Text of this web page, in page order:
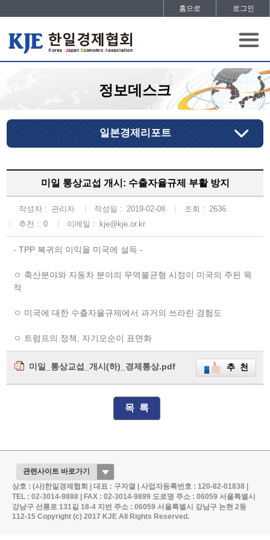
홈으로 로그인
정보데스크
일본경제리포트
미일 통상교섭 개시: 수출자율규제 부활 방지
작성자 : 관리자 작성일 : 2019-02-08 조회 : 2636
추천 : 0 이메일 : kje@kje.or.kr
- TPP 복귀의 이익을 미국에 설득 -
ㅇ 축산분야와 자동차 분야의 무역불균형 시정이 미국의 주된 목
적
ㅇ 미국에 대한 수출자율규제에서 과거의 쓰라린 경험도
ㅇ 트럼프의 정책, 자기모순이 표면화
미일_통상교섭_개시(하)_경제통상.pdf 추 천
목 록
상호 : (사)한일경제협회 | 대표 : 구자열 | 사업자등록번호 : 120-82-01838 |
TEL : 02-3014-9888 | FAX : 02-3014-9899도로명 주소 : 06059 서울특별시
강남구 선릉로 131길 18-4 지번 주소 : 06059 서울특별시 강남구 논현 2동
112-15Copyright (c) 2017 KJE All Rights Reserved.